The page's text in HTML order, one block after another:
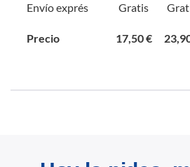
Envío exprés Gratis
Precio 17,50 €